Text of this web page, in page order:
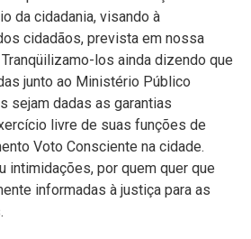
da cidadania, visando à
cidadãos, prevista em nossa
los ainda dizendo que
junto ao Ministério Público
sejam dadas as garantias
livre de suas funções de
Voto Consciente na cidade.
intimidações, por quem quer que
informadas à justiça para as